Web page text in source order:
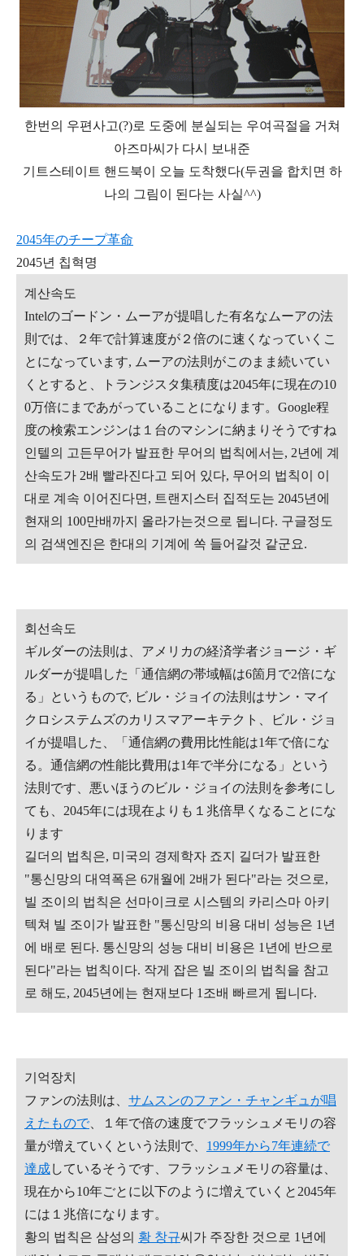
한번의 우편사고(?)로 도중에 분실되는 우여곡절을 거쳐
아즈마씨가 다시 보내준
기트스테이트 핸드북이 오늘 도착했다(두권을 합치면 하
나의 그림이 된다는 사실^^)
2045年のチープ革命
2045년 칩혁명
계산속도
Intelのゴードン・ムーアが提唱した有名なムーアの法
則では、２年で計算速度が２倍のに速くなっていくこ
とになっています, ムーアの法則がこのまま続いてい
くとすると、トランジスタ集積度は2045年に現在の10
0万倍にまであがっていることになります。Google程
度の検索エンジンは１台のマシンに納まりそうですね
인텔의 고든무어가 발표한 무어의 법칙에서는, 2년에 계
산속도가 2배 빨라진다고 되어 있다, 무어의 법칙이 이
대로 계속 이어진다면, 트랜지스터 집적도는 2045년에
현재의 100만배까지 올라가는것으로 됩니다. 구글정도
의 검색엔진은 한대의 기계에 쏙 들어갈것 같군요.
회선속도
ギルダーの法則は、アメリカの経済学者ジョージ・ギ
ルダーが提唱した「通信網の帯域幅は6箇月で2倍にな
る」というもので, ビル・ジョイの法則はサン・マイ
クロシステムズのカリスマアーキテクト、ビル・ジョ
イが提唱した、「通信網の費用比性能は1年で倍にな
る。通信網の性能比費用は1年で半分になる」という
法則です、悪いほうのビル・ジョイの法則を参考にし
ても、2045年には現在よりも１兆倍早くなることにな
ります
길더의 법칙은, 미국의 경제학자 죠지 길더가 발표한
"통신망의 대역폭은 6개월에 2배가 된다"라는 것으로,
빌 조이의 법칙은 선마이크로 시스템의 카리스마 아키
텍쳐 빌 조이가 발표한 "통신망의 비용 대비 성능은 1년
에 배로 된다. 통신망의 성능 대비 비용은 1년에 반으로
된다"라는 법칙이다. 작게 잡은 빌 조이의 법칙을 참고
로 해도, 2045년에는 현재보다 1조배 빠르게 됩니다.
기억장치
ファンの法則は、 サムスンのファン・チャンギュが唱
えたもので、１年で倍の速度でフラッシュメモリの容
量が増えていくという法則で、 1999年から7年連続で
達成しているそうです、フラッシュメモリの容量は、
現在から10年ごとに以下のように増 えていくと2045年
には１兆倍になります。
황의 법칙은 삼성의 황 창규씨가 주장한 것으로 1년에